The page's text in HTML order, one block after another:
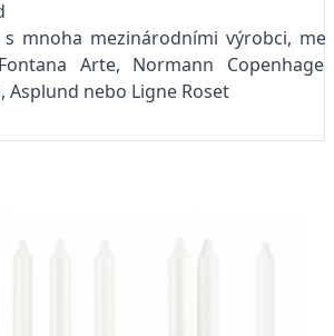
mnoha mezinárodními výrobci,
Arte, Normann
Asplund nebo Ligne Roset